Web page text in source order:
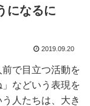
になるに
2019.09.20
で目立つ活動を
などいう表現を
人たちは、大き